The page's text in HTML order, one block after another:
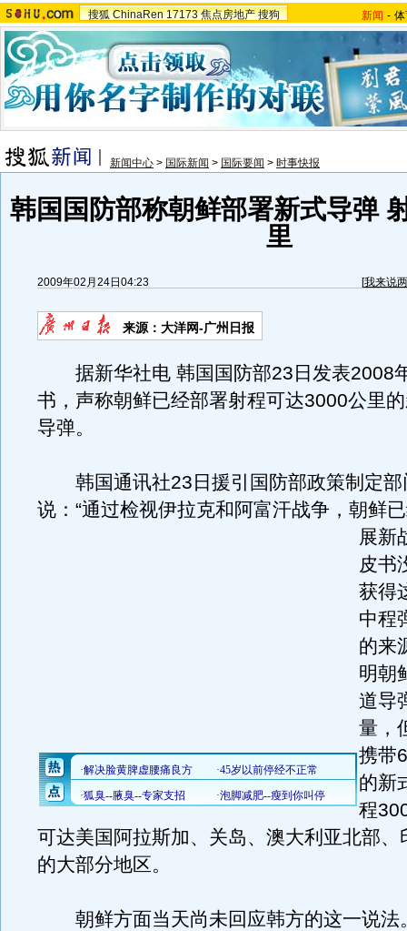
搜狐 ChinaRen 17173 焦点房地产 搜狗 新闻 -
新闻中心 > 国际新闻 > 国际要闻 > 时事快报
韩国国防部称朝鲜部署新式导弹
里
2009年02月24日04:23 [我来说
来源：大洋网-广州日报
据新华社电 韩国国防部23日发表2008
书，声称朝鲜已经部署射程可达3000公里
导弹。
韩国通讯社23日援引国防部政策制定部
说：“通过检视伊拉克和阿富汗战争，朝鲜
展新
皮书
获得
中程
的来
明朝
道导
量，
携带
的新
程
可达美国阿拉斯加、关岛、澳大利亚北部、
的大部分地区。
朝鲜方面当天尚未回应韩方的这一说法